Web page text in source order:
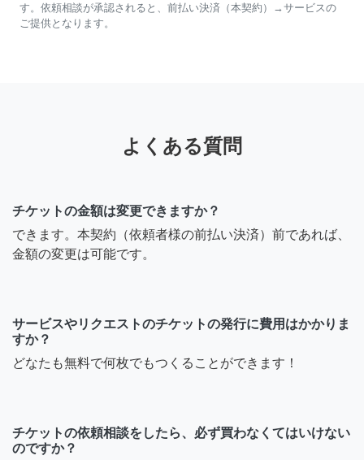
す。依頼相談が承認されると、前払い決済（本契約）→サービスの
ご提供となります。
よくある質問
チケットの金額は変更できますか？
できます。本契約（依頼者様の前払い決済）前であれば、
金額の変更は可能です。
サービスやリクエストのチケットの発行に費用はかかりま
すか？
どなたも無料で何枚でもつくることができます！
チケットの依頼相談をしたら、必ず買わなくてはいけない
のですか？